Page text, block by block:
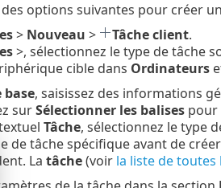
des options suivantes pour créer
> Nouveau > Tâche client.
>, sélectionnez le type de tâche
cible dans Ordinateurs
base, saisissez des informations
surSélectionner les balisespour
Tâche, sélectionnez le type
de tâche spécifique avant de
La tâche(voir la liste de toutes